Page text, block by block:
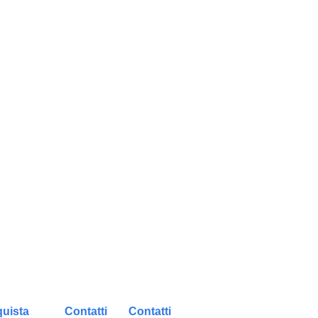
Contatti Contatti